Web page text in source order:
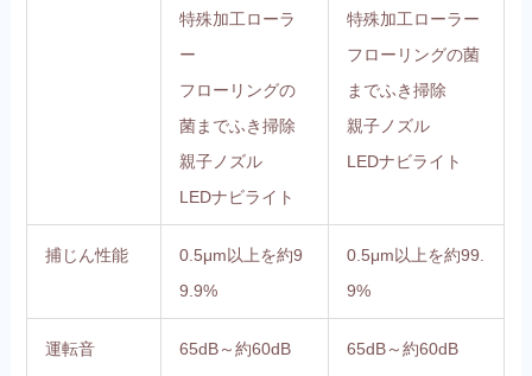
特殊加工ローラ
ー
フローリングの
菌までふき掃除
親子ノズル
LEDナビライト
特殊加工ローラー
フローリングの菌
までふき掃除
親子ノズル
LEDナビライト
捕じん性能
0.5μm以上を約9
9.9%
0.5μm以上を約99.
9%
運転音 65dB～約60dB 65dB～約60dB